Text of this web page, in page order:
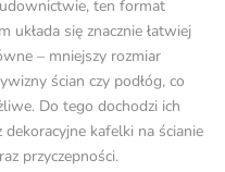
ten format
układa się znacznie łatwiej
– mniejszy rozmiar
ścian czy podłóg, co
Do tego dochodzi ich
kafelki na ścianie
przyczepności.